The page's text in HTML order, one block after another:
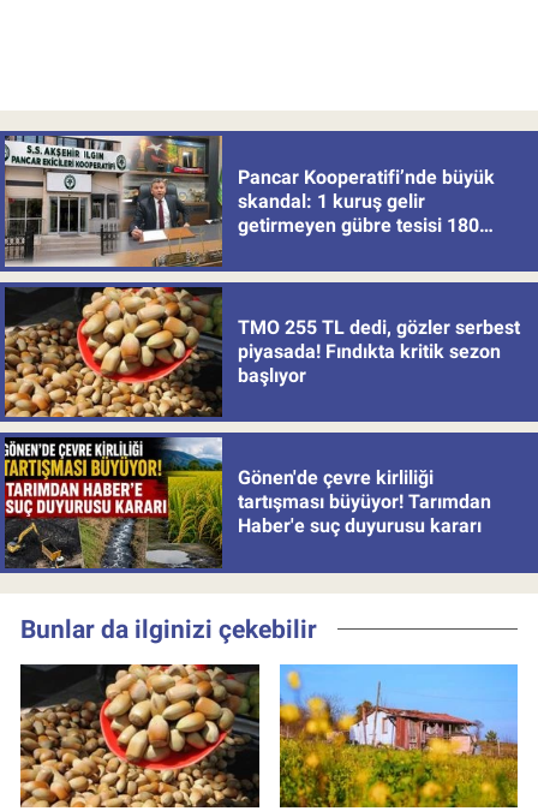
Pancar Kooperatifi’nde büyük
skandal: 1 kuruş gelir
getirmeyen gübre tesisi 180
TMO 255 TL dedi, gözler serbest
piyasada! Fındıkta kritik sezon
başlıyor
Gönen'de çevre kirliliği
tartışması büyüyor! Tarımdan
Haber'e suç duyurusu kararı
Bunlar da ilginizi çekebilir